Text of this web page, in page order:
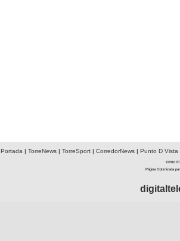
Portada | TorreNews| TorreSport| CorredorNews| Punto D Vista
©2010 El
Página Optimizada